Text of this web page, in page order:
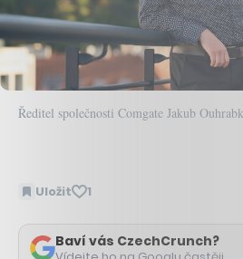
Ředitel společnosti Comgate Jakub
Uložit 1
Baví vás CzechCrunch?